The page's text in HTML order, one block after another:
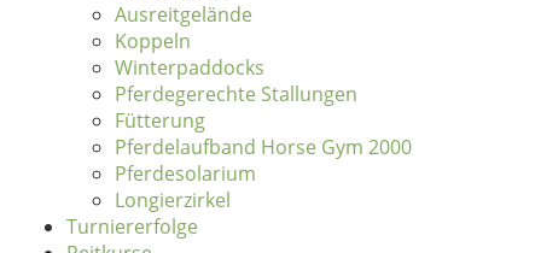
Ausreitgelände
Koppeln
Winterpaddocks
Pferdegerechte Stallungen
Fütterung
Pferdelaufband Horse Gym 2000
Pferdesolarium
Longierzirkel
Turniererfolge